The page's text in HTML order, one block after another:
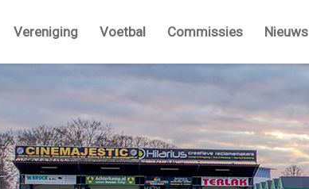
Vereniging Voetbal Commissies Nieuws